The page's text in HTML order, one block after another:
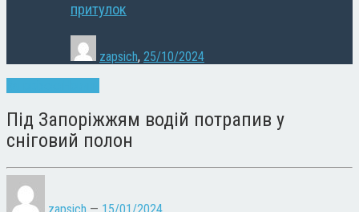
притулок
zapsich, 25/10/2024
Під Запоріжжям водій потрапив у
сніговий полон